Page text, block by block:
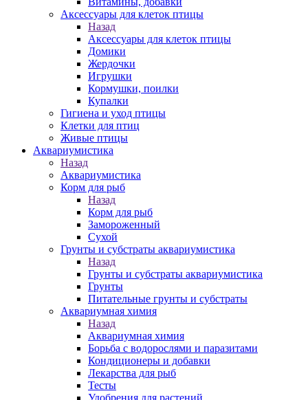
Аксессуары для клеток птицы
Назад
Аксессуары для клеток птицы
Домики
Жердочки
Игрушки
Кормушки, поилки
Купалки
Гигиена и уход птицы
Клетки для птиц
Живые птицы
Аквариумистика
Назад
Аквариумистика
Корм для рыб
Назад
Корм для рыб
Замороженный
Сухой
Грунты и субстраты аквариумистика
Назад
Грунты и субстраты аквариумистика
Грунты
Питательные грунты и субстраты
Аквариумная химия
Назад
Аквариумная химия
Борьба с водорослями и паразитами
Кондиционеры и добавки
Лекарства для рыб
Тесты
Удобрения для растений